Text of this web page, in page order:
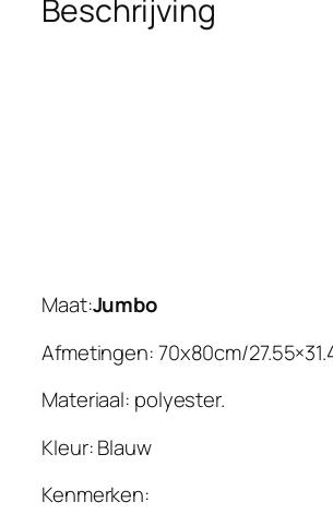
a
w
f
i
l
t
r
Beschrijving
Maat:Jumbo
Afmetingen: 70x80cm/
Materiaal: polyester.
Kleur: Blauw
Kenmerken: